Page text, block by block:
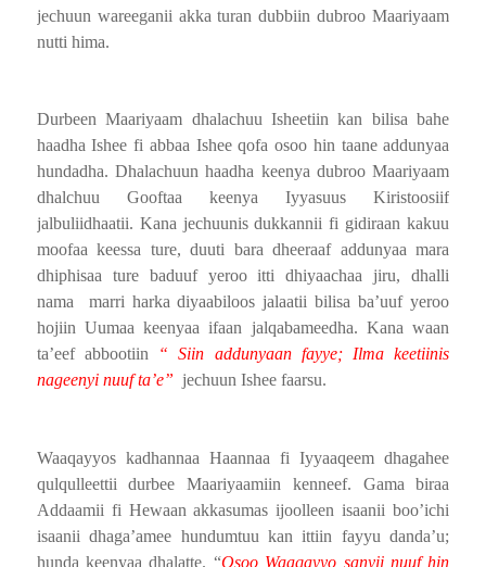
jechuun wareeganii akka turan dubbiin dubroo Maariyaam
nutti hima.
Durbeen Maariyaam dhalachuu Isheetiin kan bilisa bahe
haadha Ishee fi abbaa Ishee qofa osoo hin taane addunyaa
hundadha. Dhalachuun haadha keenya dubroo Maariyaam
dhalchuu Gooftaa keenya Iyyasuus Kiristoosiif
jalbuliidhaatii. Kana jechuunis dukkannii fi gidiraan kakuu
moofaa keessa ture, duuti bara dheeraaf addunyaa mara
dhiphisaa ture baduuf yeroo itti dhiyaachaa jiru, dhalli
nama
marri harka diyaabiloos jalaatii bilisa ba’uuf yeroo
hojiin Uumaa keenyaa ifaan jalqabameedha. Kana waan
ta’eef abbootiin
“ Siin addunyaan fayye; Ilma keetiinis
nageenyi nuuf ta’e” jechuun Ishee faarsu.
Waaqayyos kadhannaa Haannaa fi Iyyaaqeem dhagahee
qulqulleettii durbee Maariyaamiin kenneef. Gama biraa
Addaamii fi Hewaan akkasumas ijoolleen isaanii boo’ichi
isaanii dhaga’amee hundumtuu kan ittiin fayyu danda’u;
hunda keenyaa dhalatte. “Osoo Waaqayyo sanyii nuuf hin